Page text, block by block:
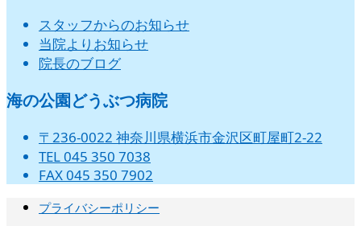
スタッフからのお知らせ
当院よりお知らせ
院長のブログ
海の公園どうぶつ病院
〒236-0022 神奈川県横浜市金沢区町屋町2-22
TEL 045 350 7038
FAX 045 350 7902
プライバシーポリシー